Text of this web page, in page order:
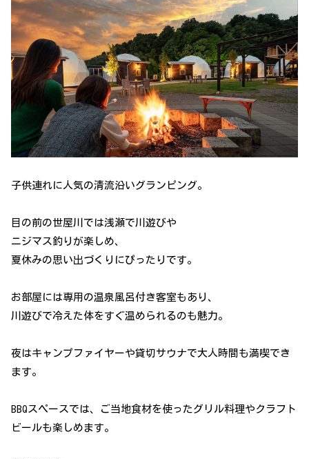
子供連れに人気の清流沿いグランピング。
目の前の世屋川では浅瀬で川遊びや
ニジマス釣りが楽しめ、
夏休みの思い出づくりにぴったりです。
お部屋には専用の温泉風呂付き客室もあり、
川遊びで冷えた体をすぐ温められるのも魅力。
夜はキャンプファイヤーや貸切サウナで大人時間も満喫でき
ます。
BBQスペースでは、ご当地食材を使ったグリル料理やクラフト
ビールも楽しめます。